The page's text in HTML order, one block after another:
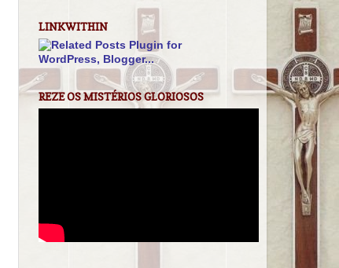
LINKWITHIN
REZE OS MISTÉRIOS GLORIOSOS